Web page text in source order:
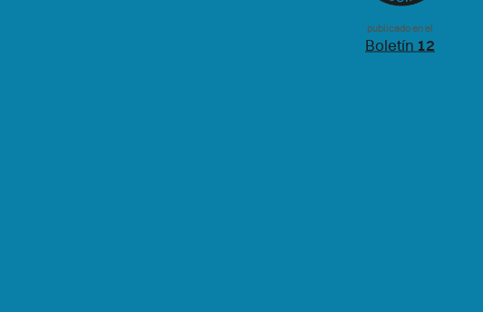
publicado en el
Boletín 12